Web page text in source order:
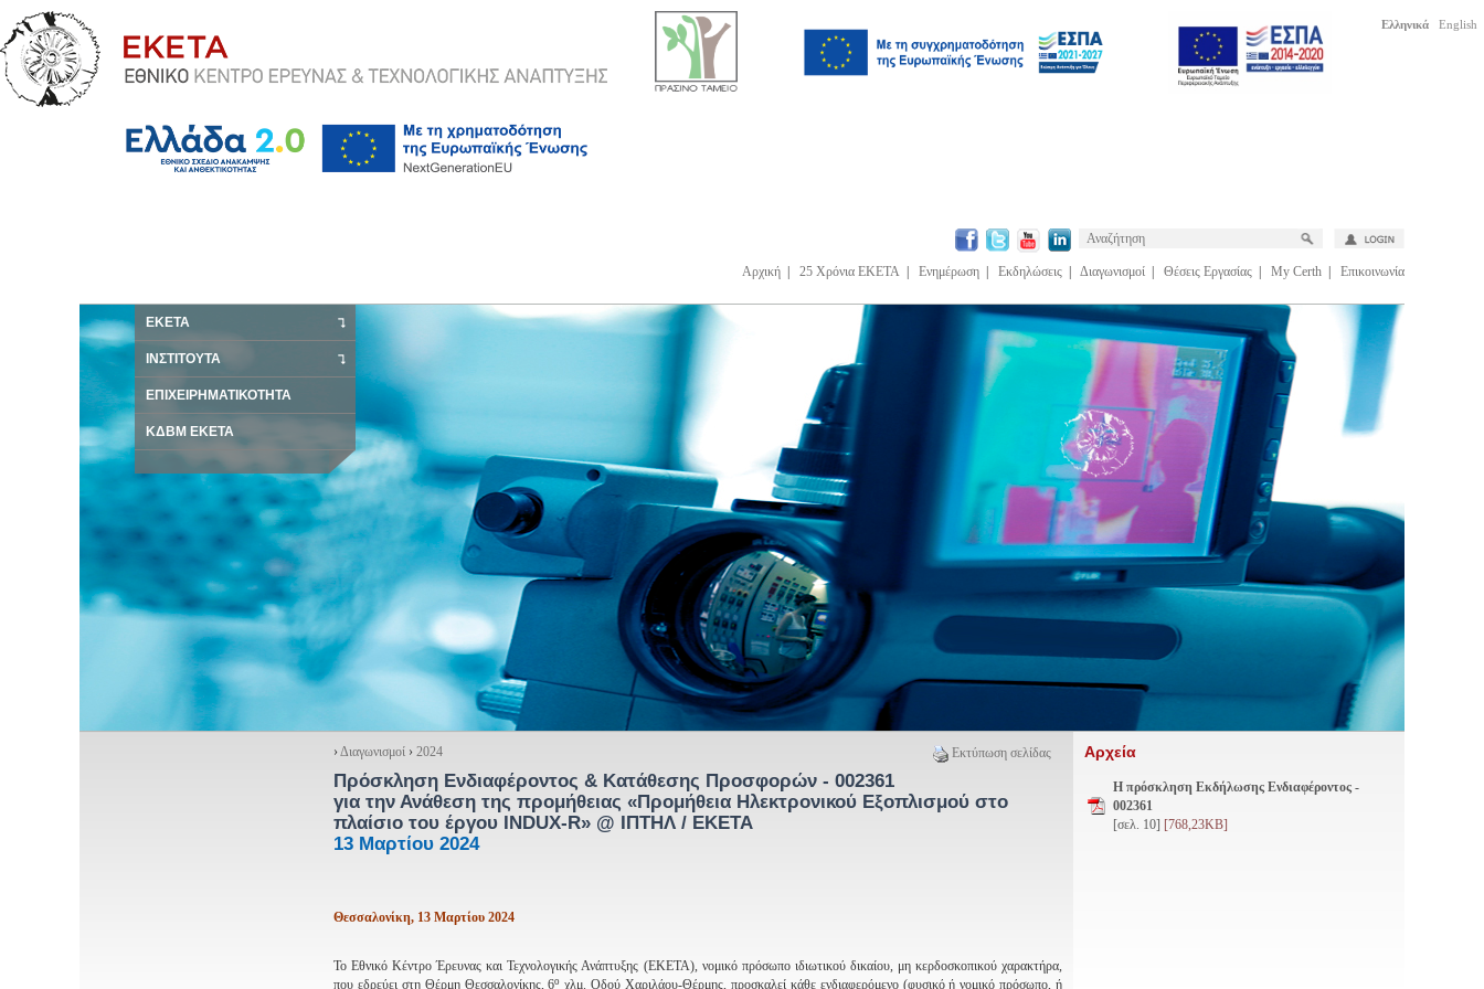
Ελληνικά English
Αρχική 25 Χρόνια ΕΚΕΤΑ Ενημέρωση Εκδηλώσεις Διαγωνισμοί Θέσεις Εργασίας My Certh Επικοινωνία
ΕΚΕΤΑ
ΙΝΣΤΙΤΟΥΤΑ
ΕΠΙΧΕΙΡΗΜΑΤΙΚΟΤΗΤΑ
ΚΔΒΜ ΕΚΕΤΑ
Εκτύπωση σελίδας
›Διαγωνισμοί › 2024
Πρόσκληση Ενδιαφέροντος & Κατάθεσης Προσφορών - 002361
για την Ανάθεση της προμήθειας «Προμήθεια Ηλεκτρονικού Εξοπλισμού στο
πλαίσιο του έργου INDUX-R» @ ΙΠΤΗΛ / ΕΚΕΤΑ
13 Μαρτίου 2024
Θεσσαλονίκη, 13 Μαρτίου 2024
Το Εθνικό Κέντρο Έρευνας και Τεχνολογικής Ανάπτυξης (ΕΚΕΤΑ), νομικό πρόσωπο ιδιωτικού δικαίου, μη κερδοσκοπικού χαρακτήρα,
που εδρεύει στη Θέρμη Θεσσαλονίκης, 6ο χλμ. Οδού Χαριλάου-Θέρμης, προσκαλεί κάθε ενδιαφερόμενο (φυσικό ή νομικό πρόσωπο, ή
Αρχεία
Η πρόσκληση Εκδήλωσης Ενδιαφέροντος -
002361
[σελ. 10] [768,23KB]